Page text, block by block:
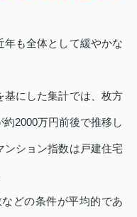
も全体として緩やかな
基にした集計では、枚方
2000万円前後で推移し
ンション指数は戸建住宅
どの条件が平均的であ